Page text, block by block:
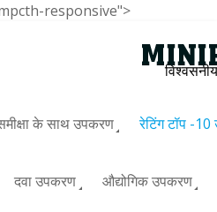
responsive">
के साथ उपकरण रेटिंग टॉप -
दवा उपकरण औद्योगिक उपकरण